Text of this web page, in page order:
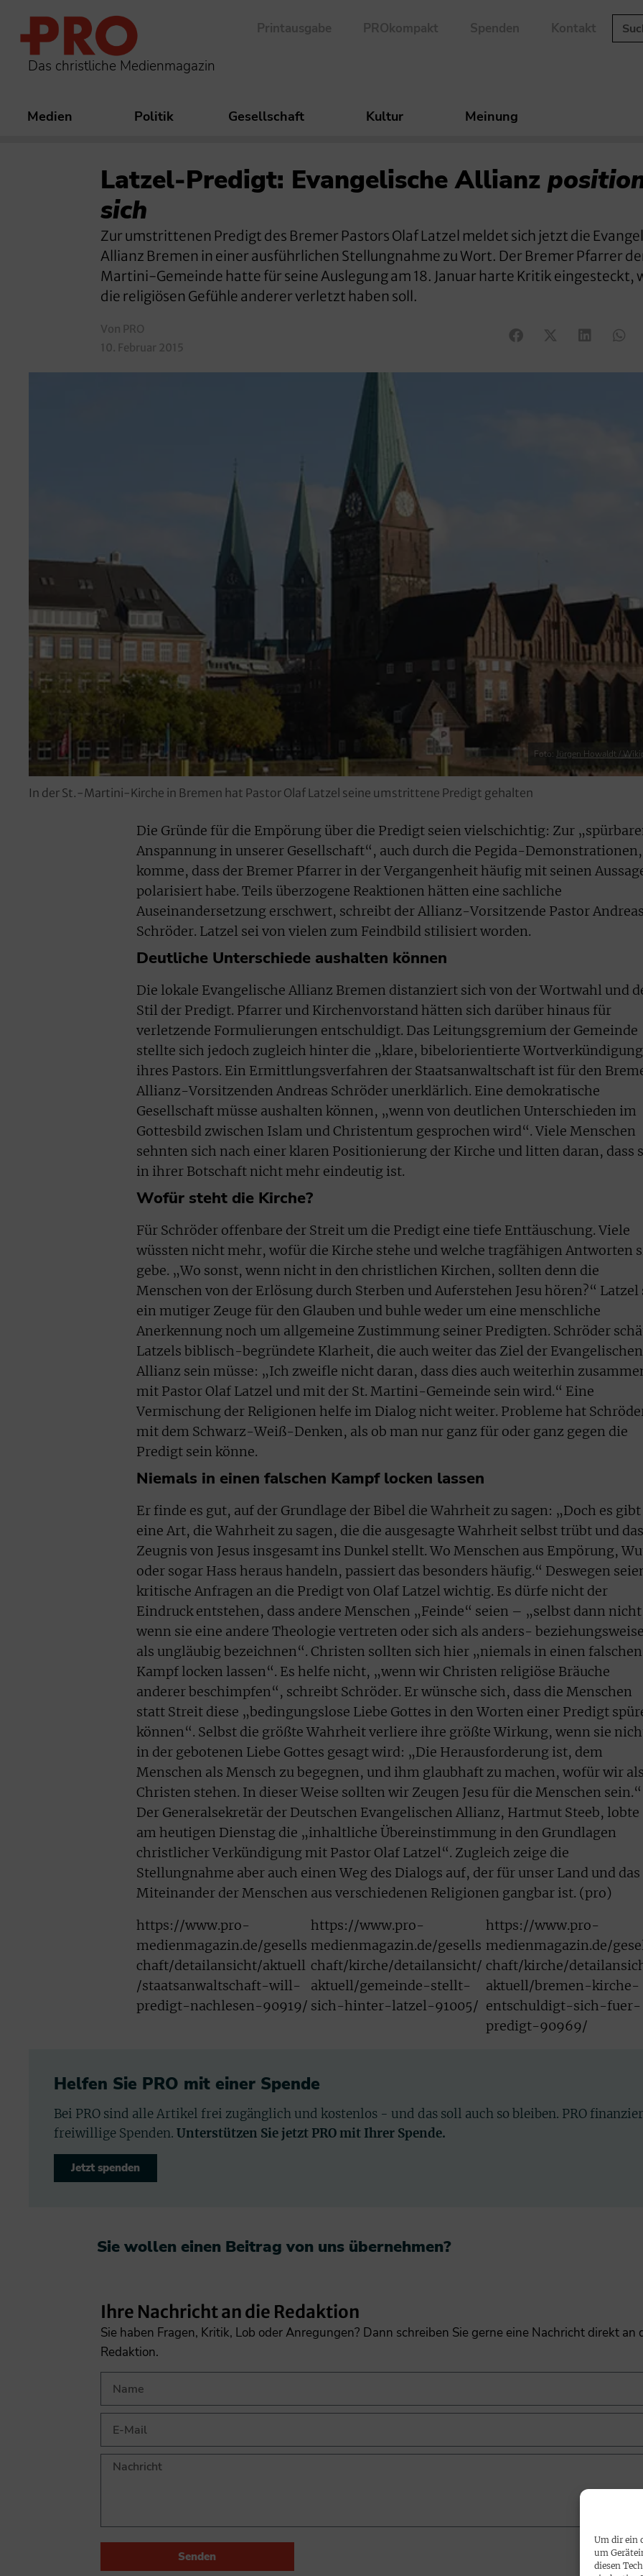
Um dir ein
um
diesen
Das christliche Medienmagazin
Printausgabe PROkompakt Spenden Kontakt
Medien Politik Gesellschaft Kultur Meinung
Latzel-Predigt: Evangelische Allianz
sich
Zur umstrittenen Predigt des Bremer Pastors Olaf Latzel meldet sich jetzt die
Allianz Bremen in einer ausführlichen Stellungnahme zu Wort. Der Bremer Pfarrer
Martini-Gemeinde hatte für seine Auslegung am 18. Januar harte Kritik eingesteckt,
die religiösen Gefühle anderer verletzt haben soll.
Von PRO
10. Februar 2015
Foto:Jürgen Howaldt /
In der St.-Martini-Kirche in Bremen hat Pastor Olaf Latzel seine umstrittene Predigt gehalten
Die Gründe für die Empörung über die Predigt seien vielschichtig: Zur
Anspannung in unserer Gesellschaft“, auch durch die Pegida-Demonstrationen,
komme, dass der Bremer Pfarrer in der Vergangenheit häufig mit seinen
polarisiert habe. Teils überzogene Reaktionen hätten eine sachliche
Auseinandersetzung erschwert, schreibt der Allianz-Vorsitzende Pastor Andreas
Schröder. Latzel sei von vielen zum Feindbild stilisiert worden.
Deutliche Unterschiede aushalten können
Die lokale Evangelische Allianz Bremen distanziert sich von der Wortwahl und
Stil der Predigt. Pfarrer und Kirchenvorstand hätten sich darüber hinaus für
verletzende Formulierungen entschuldigt. Das Leitungsgremium der Gemeinde
stellte sich jedoch zugleich hinter die „klare, bibelorientierte
ihres Pastors. Ein Ermittlungsverfahren der Staatsanwaltschaft ist für den
Allianz-Vorsitzenden Andreas Schröder unerklärlich. Eine demokratische
Gesellschaft müsse aushalten können, „wenn von deutlichen Unterschieden im
Gottesbild zwischen Islam und Christentum gesprochen wird“. Viele Menschen
sehnten sich nach einer klaren Positionierung der Kirche und litten daran, dass
in ihrer Botschaft nicht mehr eindeutig ist.
Wofür steht die Kirche?
Für Schröder offenbare der Streit um die Predigt eine tiefe Enttäuschung. Viele
wüssten nicht mehr, wofür die Kirche stehe und welche tragfähigen Antworten
gebe. „Wo sonst, wenn nicht in den christlichen Kirchen, sollten denn die
Menschen von der Erlösung durch Sterben und Auferstehen Jesu hören?“ Latzel
ein mutiger Zeuge für den Glauben und buhle weder um eine menschliche
Anerkennung noch um allgemeine Zustimmung seiner Predigten. Schröder
Latzels biblisch-begründete Klarheit, die auch weiter das Ziel der Evangelischen
Allianz sein müsse: „Ich zweifle nicht daran, dass dies auch weiterhin
mit Pastor Olaf Latzel und mit der St. Martini-Gemeinde sein wird.“ Eine
Vermischung der Religionen helfe im Dialog nicht weiter. Probleme hat
mit dem Schwarz-Weiß-Denken, als ob man nur ganz für oder ganz gegen die
Predigt sein könne.
Niemals in einen falschen Kampf locken lassen
Er finde es gut, auf der Grundlage der Bibel die Wahrheit zu sagen: „Doch es gibt
eine Art, die Wahrheit zu sagen, die die ausgesagte Wahrheit selbst trübt und das
Zeugnis von Jesus insgesamt ins Dunkel stellt. Wo Menschen aus Empörung,
oder sogar Hass heraus handeln, passiert das besonders häufig.“ Deswegen
kritische Anfragen an die Predigt von Olaf Latzel wichtig. Es dürfe nicht der
Eindruck entstehen, dass andere Menschen „Feinde“ seien – „selbst dann
wenn sie eine andere Theologie vertreten oder sich als anders- beziehungsweise
als ungläubig bezeichnen“. Christen sollten sich hier „niemals in einen falschen
Kampf locken lassen“. Es helfe nicht, „wenn wir Christen religiöse Bräuche
anderer beschimpfen“, schreibt Schröder. Er wünsche sich, dass die Menschen
statt Streit diese „bedingungslose Liebe Gottes in den Worten einer Predigt
können“. Selbst die größte Wahrheit verliere ihre größte Wirkung, wenn sie
in der gebotenen Liebe Gottes gesagt wird: „Die Herausforderung ist, dem
Menschen als Mensch zu begegnen, und ihm glaubhaft zu machen, wofür wir als
Christen stehen. In dieser Weise sollten wir Zeugen Jesu für die Menschen sein.“
Der Generalsekretär der Deutschen Evangelischen Allianz, Hartmut Steeb, lobte
am heutigen Dienstag die „inhaltliche Übereinstimmung in den Grundlagen
christlicher Verkündigung mit Pastor Olaf Latzel“. Zugleich zeige die
Stellungnahme aber auch einen Weg des Dialogs auf, der für unser Land und das
Miteinander der Menschen aus verschiedenen Religionen gangbar ist. (pro)
https://www.pro-
medienmagazin.de/gesells
chaft/detailansicht/aktuell
/staatsanwaltschaft-will-
predigt-nachlesen-90919/
https://www.pro-
medienmagazin.de/gesells
chaft/kirche/detailansicht/
aktuell/gemeinde-stellt-
sich-hinter-latzel-91005/
https://www.pro-
medienmagazin.de/
chaft/kirche/
aktuell/bremen-kirche-
entschuldigt-sich-fuer-
predigt-90969/
Helfen Sie PRO mit einer Spende
Bei PRO sind alle Artikel frei zugänglich und kostenlos - und das soll auch so bleiben. PRO
freiwillige Spenden. Unterstützen Sie jetzt PRO mit Ihrer Spende.
Jetzt spenden
Sie wollen einen Beitrag von uns übernehmen?​
Ihre Nachricht an die Redaktion
Sie haben Fragen, Kritik, Lob oder Anregungen? Dann schreiben Sie gerne eine Nachricht direkt an
Redaktion.
Senden